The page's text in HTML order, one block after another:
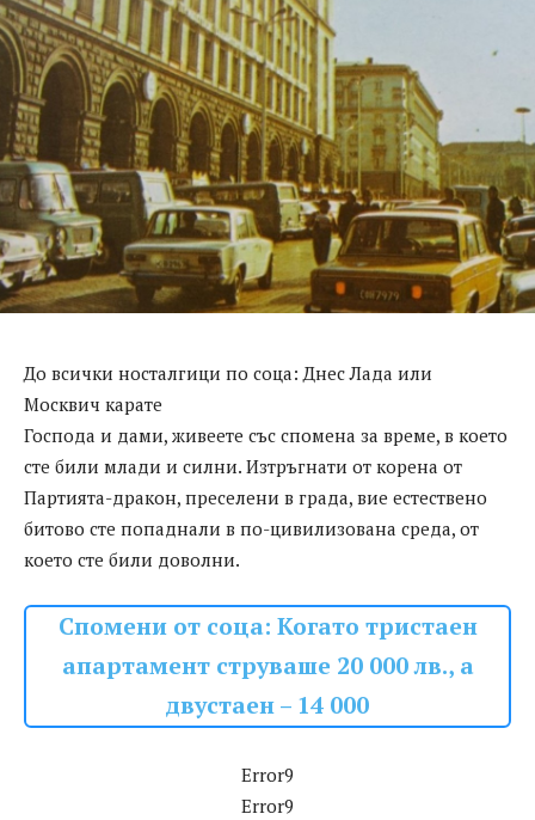
До всички носталгици по соца: Днес Лада или
Москвич карате
Господа и дами, живеете със спомена за време, в което
сте били млади и силни. Изтръгнати от корена от
Партията-дракон, преселени в града, вие естествено
битово сте попаднали в по-цивилизована среда, от
което сте били доволни.
Спомени от соца: Когато тристаен
апартамент струваше 20 000 лв., а
двустаен – 14 000
Error9
Error9